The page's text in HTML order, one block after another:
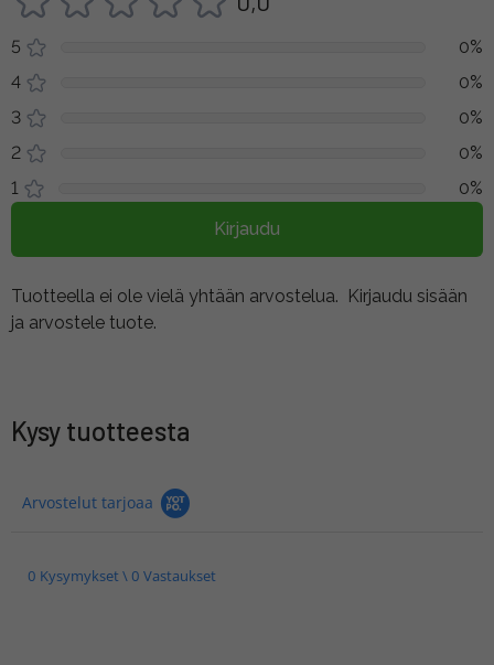
5
0%
4
0%
3
0%
2
0%
1
0%
Kirjaudu
Tuotteella ei ole vielä yhtään arvostelua. Kirjaudu sisään
ja arvostele tuote.
Kysy tuotteesta
Arvostelut tarjoaa
0 Kysymykset \ 0 Vastaukset